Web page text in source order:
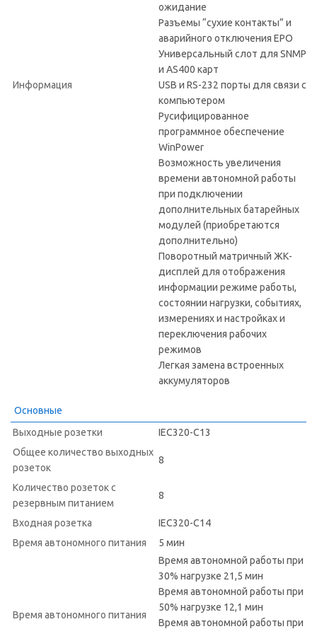
Информация
ожидание
Разъемы “сухие контакты” и
аварийного отключения EPO
Универсальный слот для SNMP
и AS400 карт
USB и RS-232 порты для связи с
компьютером
Русифицированное
программное обеспечение
WinPower
Возможность увеличения
времени автономной работы
при подключении
дополнительных батарейных
модулей (приобретаются
дополнительно)
Поворотный матричный ЖК-
дисплей для отображения
информации режиме работы,
состоянии нагрузки, событиях,
измерениях и настройках и
переключения рабочих
режимов
Легкая замена встроенных
аккумуляторов
Основные
Выходные розетки
IEC320-C13
Общее количество выходных
розеток
8
Количество розеток с
резервным питанием
8
Входная розетка
IEC320-C14
Время автономного питания
5 мин
Время автономного питания
Время автономной работы при
30% нагрузке 21,5 мин
Время автономной работы при
50% нагрузке 12,1 мин
Время автономной работы при